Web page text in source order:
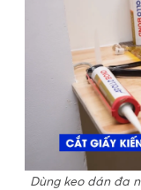
Dùng keo dán đa